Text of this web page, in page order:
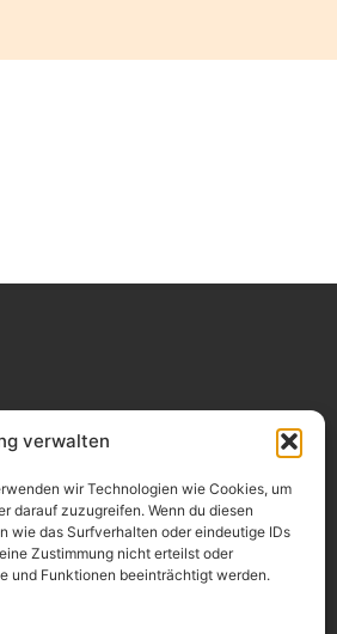
verwalten
wir Technologien wie Cookies, um
darauf zuzugreifen. Wenn du diesen
wie das Surfverhalten oder eindeutige IDs
Zustimmung nicht erteilst oder
und Funktionen beeinträchtigt werden.
Impressum
Datenschutz
Barrierefreiheit
AGB